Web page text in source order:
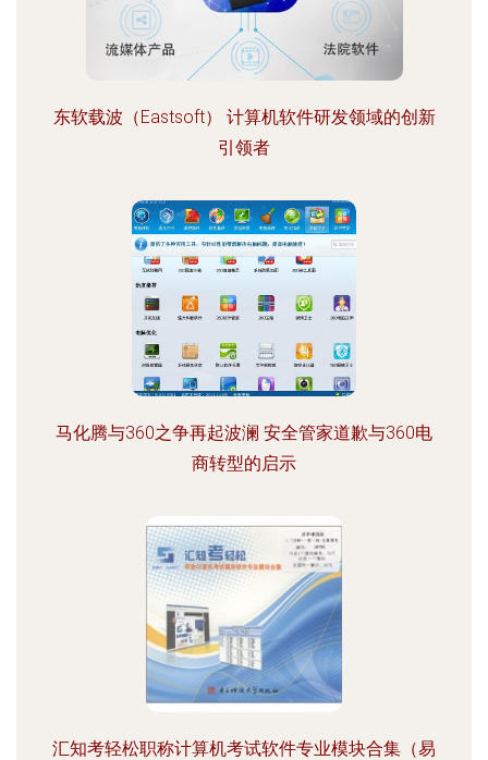
东软载波（Eastsoft） 计算机软件研发领域的创新
引领者
马化腾与360之争再起波澜 安全管家道歉与360电
商转型的启示
汇知考轻松职称计算机考试软件专业模块合集（易